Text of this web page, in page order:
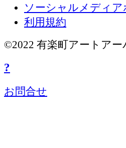
ソーシャルメディア
利用規約
©2022 有楽町アートア
?
お問合せ